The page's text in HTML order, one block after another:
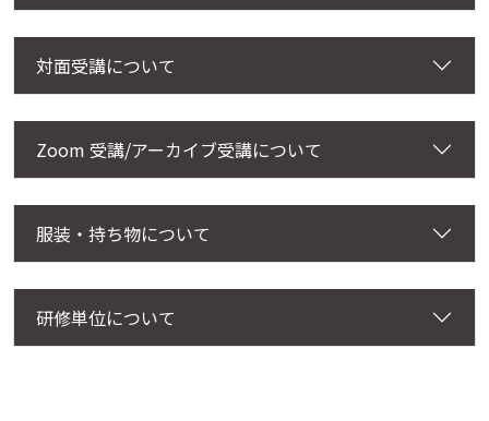
対面受講について
Zoom 受講/アーカイブ受講について
服装・持ち物について
研修単位について